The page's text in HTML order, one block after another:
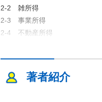
2-2 雑所得
2-3 事業所得
2-4 不動産所得
2-6 譲渡所得（共通）
2-7 譲渡所得（総合譲渡）
2-8 土地建物等の譲渡所得（分
著者紹介